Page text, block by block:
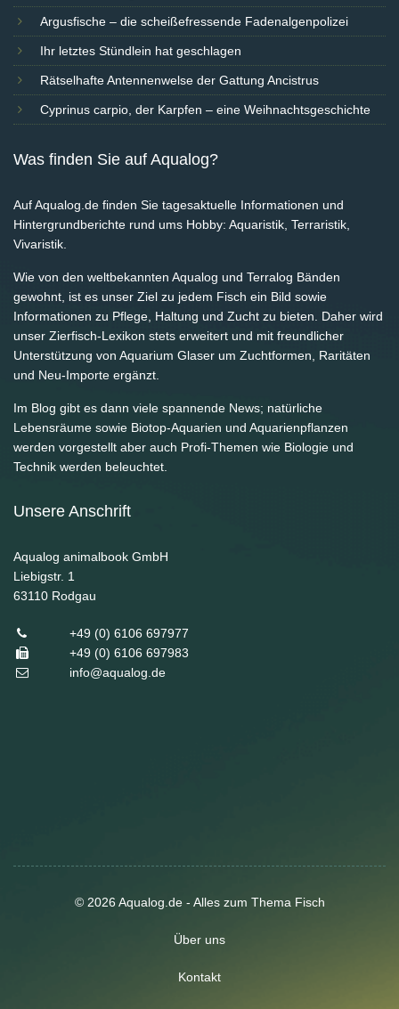
Argusfische – die scheißefressende Fadenalgenpolizei
Ihr letztes Stündlein hat geschlagen
Rätselhafte Antennenwelse der Gattung Ancistrus
Cyprinus carpio, der Karpfen – eine Weihnachtsgeschichte
Was finden Sie auf Aqualog?
Auf Aqualog.de finden Sie tagesaktuelle Informationen und
Hintergrundberichte rund ums Hobby: Aquaristik, Terraristik,
Vivaristik.
Wie von den weltbekannten Aqualog und Terralog Bänden
gewohnt, ist es unser Ziel zu jedem Fisch ein Bild sowie
Informationen zu Pflege, Haltung und Zucht zu bieten. Daher wird
unser Zierfisch-Lexikon stets erweitert und mit freundlicher
Unterstützung von Aquarium Glaser um Zuchtformen, Raritäten
und Neu-Importe ergänzt.
Im Blog gibt es dann viele spannende News; natürliche
Lebensräume sowie Biotop-Aquarien und Aquarienpflanzen
werden vorgestellt aber auch Profi-Themen wie Biologie und
Technik werden beleuchtet.
Unsere Anschrift
Aqualog animalbook GmbH
Liebigstr. 1
63110 Rodgau
+49 (0) 6106 697977
+49 (0) 6106 697983
info@aqualog.de
© 2026 Aqualog.de - Alles zum Thema Fisch
Über uns
Kontakt